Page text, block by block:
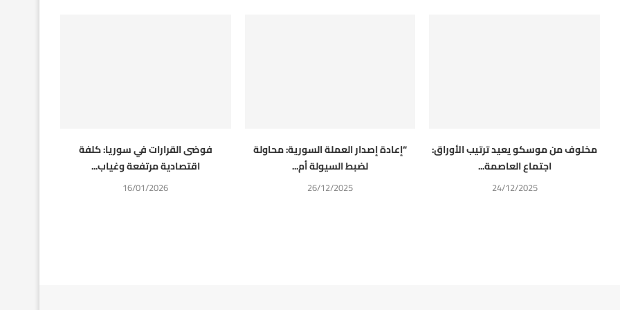
فوضى القرارات في سوريا: كلفة
اقتصادية مرتفعة وغياب...
16/01/2026
“إعادة إصدار العملة السورية: محاولة
لضبط السيولة أم...
26/12/2025
مخلوف من موسكو يعيد ترتيب الأوراق:
اجتماع العاصمة...
24/12/2025